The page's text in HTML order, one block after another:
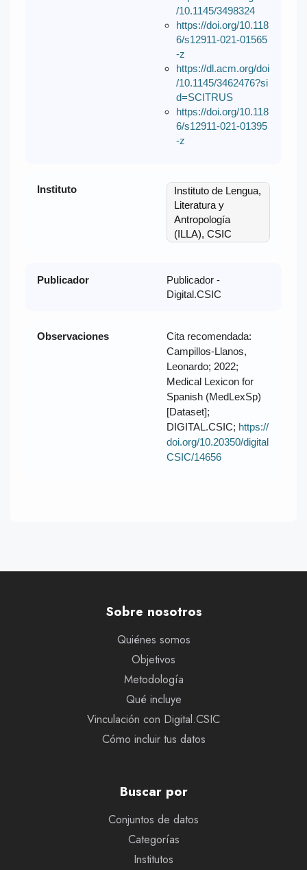
/10.1145/3498324
https://doi.org/10.118
6/s12911-021-01565
-z
https://dl.acm.org/doi
/10.1145/3462476?si
d=SCITRUS
https://doi.org/10.118
6/s12911-021-01395
-z
Instituto
Instituto de Lengua,
Literatura y
Antropología
(ILLA), CSIC
Publicador
Publicador -
Digital.CSIC
Observaciones
Cita recomendada:
Campillos-Llanos,
Leonardo; 2022;
Medical Lexicon for
Spanish (MedLexSp)
[Dataset];
DIGITAL.CSIC; https://
doi.org/10.20350/digital
CSIC/14656
Sobre nosotros
Quiénes somos
Objetivos
Metodología
Qué incluye
Vinculación con Digital.CSIC
Cómo incluir tus datos
Buscar por
Conjuntos de datos
Categorías
Institutos